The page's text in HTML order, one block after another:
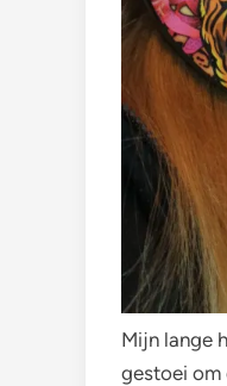
Mijn lange
gestoei om